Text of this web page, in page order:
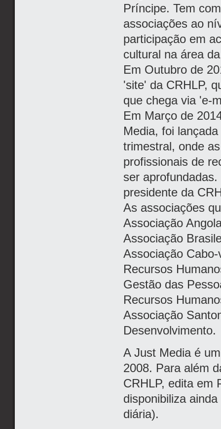
Príncipe. Tem
associações ao
participação em
cultural na área
Em Outubro de
'site' da CRHLP,
que chega via 'e-
Em Março de
Media, foi
trimestral, onde
profissionais de
ser
presidente da
As associações
Associação
Associação
Associação
Recursos
Gestão das
Recursos
Associação
Desenvolvimento.
A Just Media é
2008. Para além
CRHLP, edita em
disponibiliza
diária).